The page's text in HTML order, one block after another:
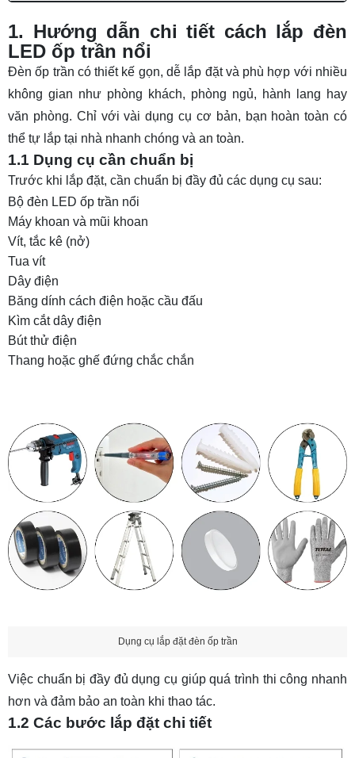
2. Cách thay bóng đèn tròn ốp trần nổi
2.1 Cách thay đèn ốp trần có thanh đỡ
2.2 Cách tháo đèn ốp trần không có thanh đỡ
3. Dấu hiệu cần thay ngay đèn LED ốp trần
4. Tham khảo thêm một số cách lắp đèn LED
ốp trần khác
4.1 Cách lắp đèn ốp trần năng lượng mặt trời
4.2 Cách lắp đèn ốp trần thạch cao
5. Câu hỏi thường gặp
trần nổi không?
Câu 2: Bao lâu nên thay đèn mới?
Câu 3: Khi nào nên tự lắp đèn ốp trần và khi nào
nên gọi thợ?
1. Hướng dẫn chi tiết cách lắp đèn
LED ốp trần nổi
Đèn ốp trần có thiết kế gọn, dễ lắp đặt và phù hợp với nhiều
không gian như phòng khách, phòng ngủ, hành lang hay
văn phòng. Chỉ với vài dụng cụ cơ bản, bạn hoàn toàn có
thể tự lắp tại nhà nhanh chóng và an toàn.
1.1 Dụng cụ cần chuẩn bị
Trước khi lắp đặt, cần chuẩn bị đầy đủ các dụng cụ sau:
Bộ đèn LED ốp trần nổi
Máy khoan và mũi khoan
Vít, tắc kê (nở)
Tua vít
Dây điện
Băng dính cách điện hoặc cầu đấu
Kìm cắt dây điện
Bút thử điện
Thang hoặc ghế đứng chắc chắn
Dụng cụ lắp đặt đèn ốp trần
Việc chuẩn bị đầy đủ dụng cụ giúp quá trình thi công nhanh
hơn và đảm bảo an toàn khi thao tác.
1.2 Các bước lắp đặt chi tiết